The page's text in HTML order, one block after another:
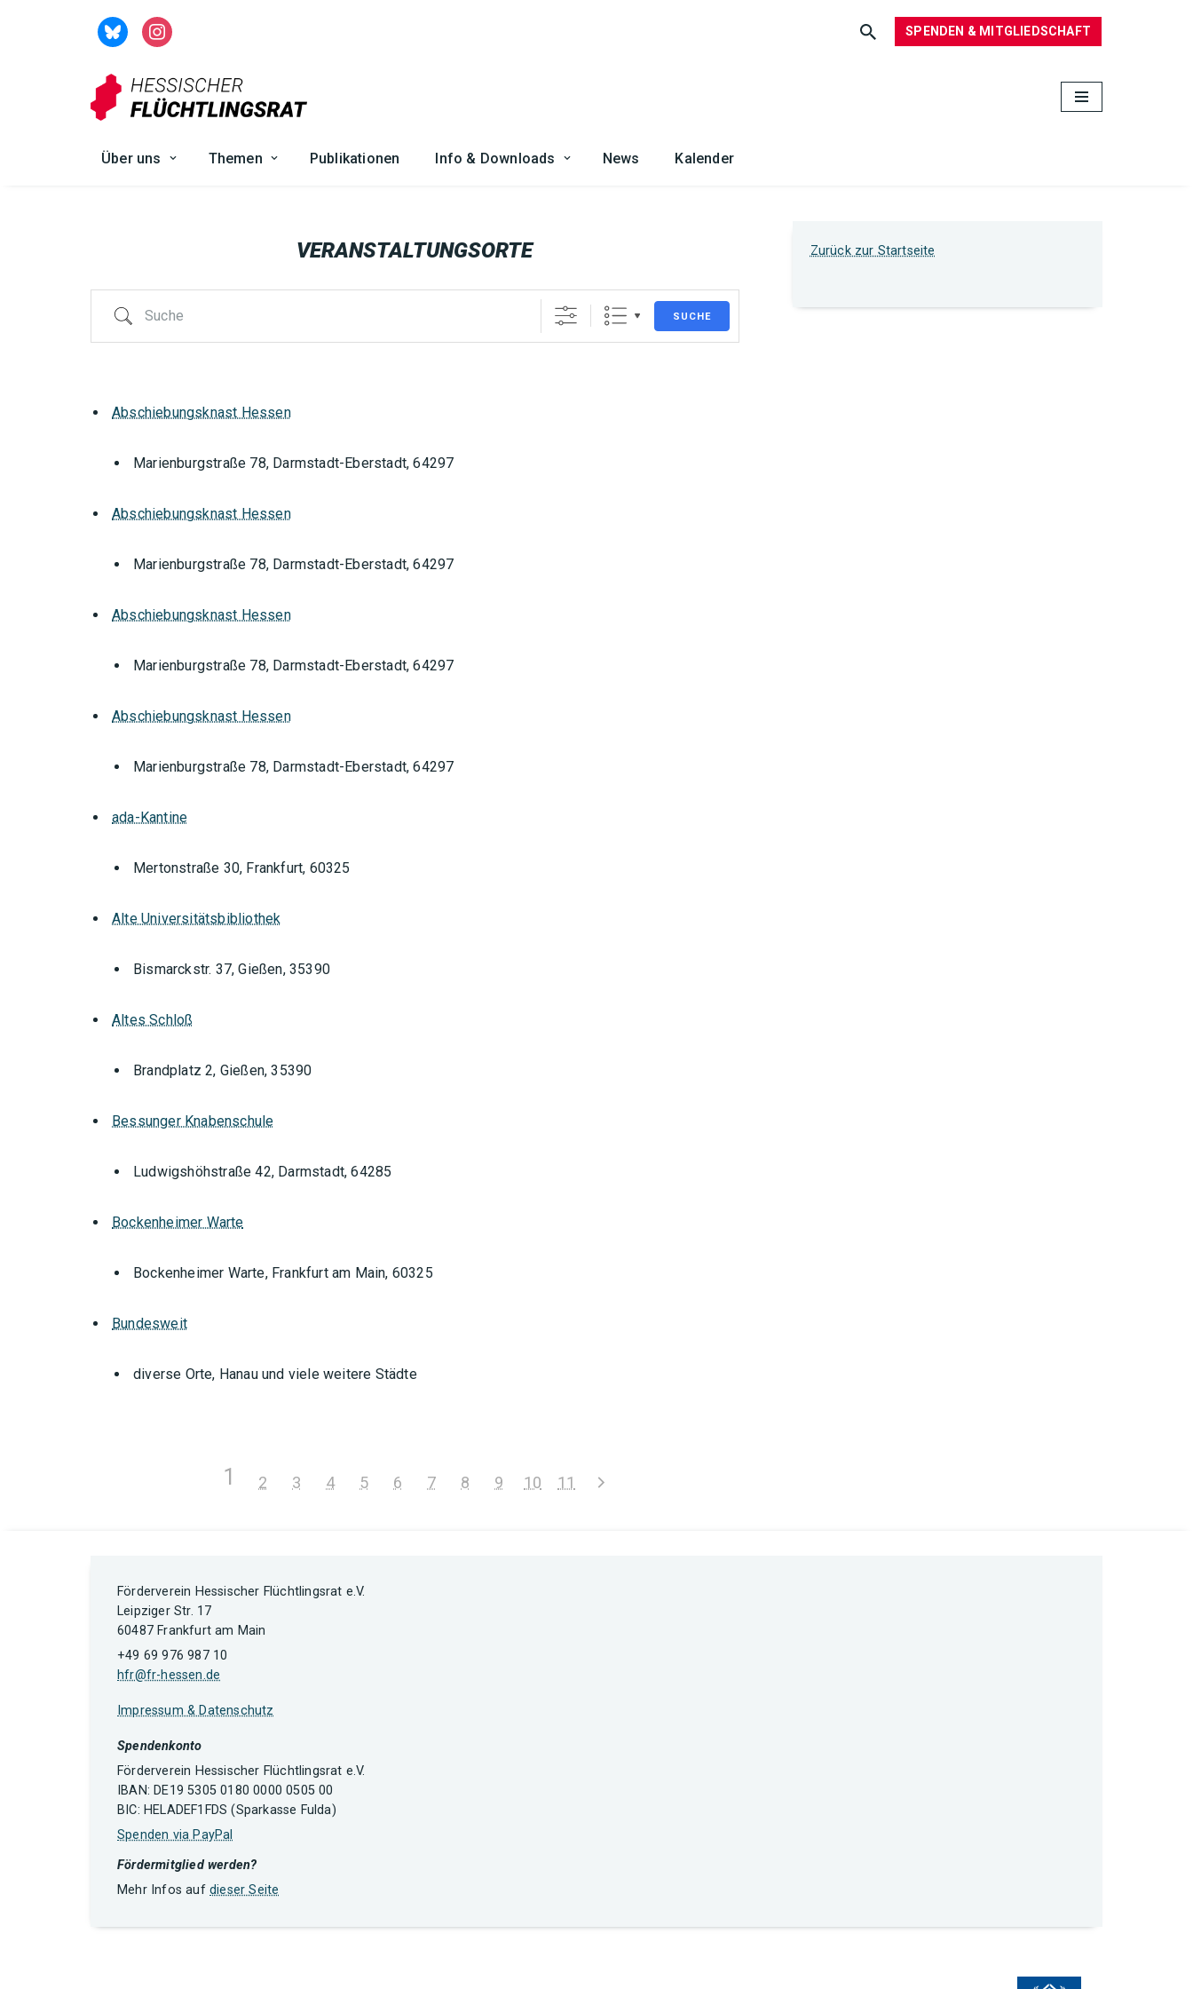
SPENDEN & MITGLIEDSCHAFT
Über uns Themen Publikationen Info & Downloads News Kalender
VERANSTALTUNGSORTE
SUCHE
Orte mit vielen Veranstaltungen?
Abschiebungsknast Hessen
Marienburgstraße 78, Darmstadt-Eberstadt, 64297
Abschiebungsknast Hessen
Marienburgstraße 78, Darmstadt-Eberstadt, 64297
Abschiebungsknast Hessen
Marienburgstraße 78, Darmstadt-Eberstadt, 64297
Abschiebungsknast Hessen
Marienburgstraße 78, Darmstadt-Eberstadt, 64297
ada-Kantine
Mertonstraße 30, Frankfurt, 60325
Alte Universitätsbibliothek
Bismarckstr. 37, Gießen, 35390
Altes Schloß
Brandplatz 2, Gießen, 35390
Bessunger Knabenschule
Ludwigshöhstraße 42, Darmstadt, 64285
Bockenheimer Warte
Bockenheimer Warte, Frankfurt am Main, 60325
Bundesweit
diverse Orte, Hanau und viele weitere Städte
1 2 3 4 5 6 7 8 9 10 11
Zurück zur Startseite
Förderverein Hessischer Flüchtlingsrat e.V.
Leipziger Str. 17
60487 Frankfurt am Main
+49 69 976 987 10
hfr@fr-hessen.de
Impressum & Datenschutz
Spendenkonto
Förderverein Hessischer Flüchtlingsrat e.V.
IBAN: DE19 5305 0180 0000 0505 00
BIC: HELADEF1FDS (Sparkasse Fulda)
Spenden via PayPal
Fördermitglied werden?
Mehr Infos auf dieser Seite